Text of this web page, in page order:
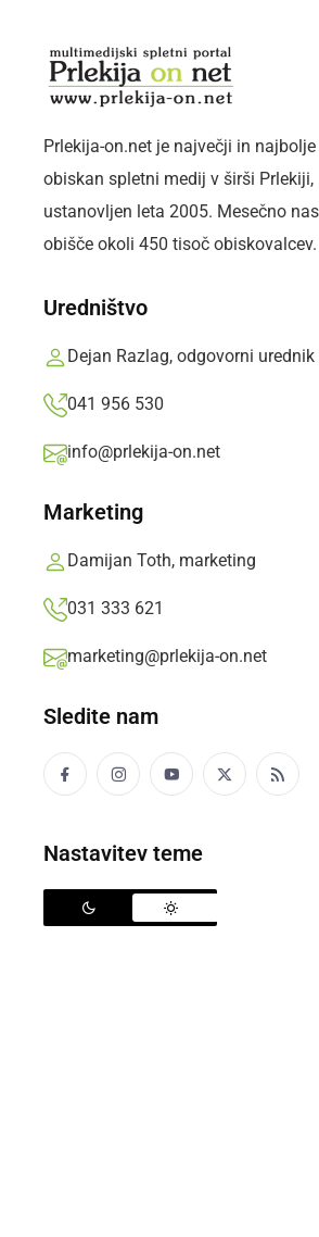
SOBOTA, 8. AVGUST 2026 Sledite nam:
Prlekija-on.net je največji in najbolje
obiskan spletni medij v širši Prlekiji,
ustanovljen leta 2005. Mesečno nas
obišče okoli 450 tisoč obiskovalcev.
Uredništvo
Dejan Razlag, odgovorni urednik
041 956 530
info@prlekija-on.net
Marketing
Damijan Toth, marketing
031 333 621
marketing@prlekija-on.net
Sledite nam
Nastavitev teme
Naslovnica Zanimivosti
Prelet
Letala F-16 in
lokalni piloti
Izberite kot svoj